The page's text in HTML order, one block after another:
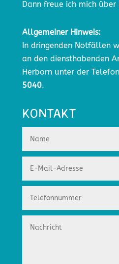
Dann freue ich mich über
Allgemeiner Hinweis:
In dringenden Notfällen
an den diensthabenden
Herborn unter der
5040.
KONTAKT